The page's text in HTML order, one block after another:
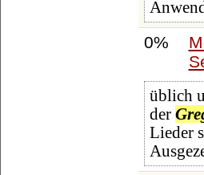
0%
üblich
der
Lieder